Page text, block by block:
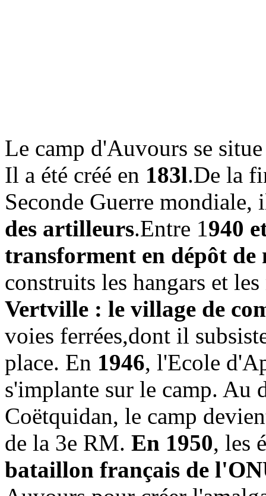
Le camp d'Auvours se
Il a été créé en 183l.De la
Seconde Guerre
des artilleurs.Entre 1940
transforment en dépôt de
construits les hangars et
Vertville : le village de
voies ferrées,dont il
place. En 1946, l'Ecole
s'implante sur le camp. Au
Coëtquidan, le camp
de la 3e RM. En 1950, les
bataillon français de